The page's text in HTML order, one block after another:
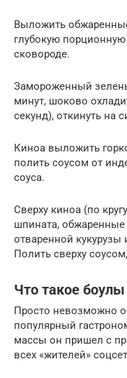
Выложить
глубокую порционную
сковороде.
Замороженный
минут, шоково
секунд), откинуть на
Киноа выложить
полить соусом от
соуса.
Сверху киноа (по
шпината,
отваренной
Полить сверху
Что такое боулы
Просто невозможно
популярный
массы он пришел с
всех «жителей»